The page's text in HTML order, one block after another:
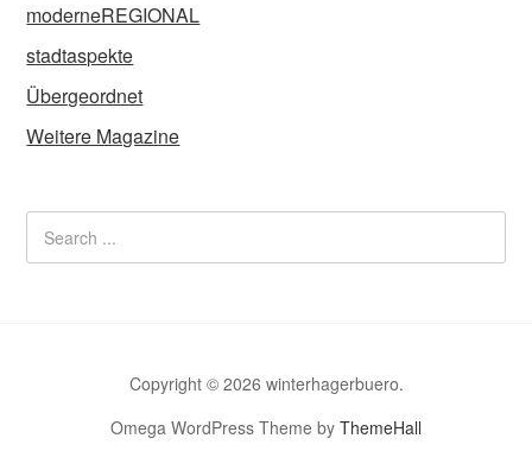
moderneREGIONAL
stadtaspekte
Übergeordnet
Weitere Magazine
Copyright © 2026 winterhagerbuero.
Omega WordPress Theme by ThemeHall